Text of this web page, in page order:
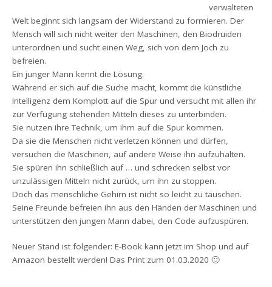
verwalteten
Welt beginnt sich langsam der Widerstand zu formieren. Der
Mensch will sich nicht weiter den Maschinen, den Biodruiden
unterordnen und sucht einen Weg, sich von dem Joch zu
befreien.
Ein junger Mann kennt die Lösung.
Während er sich auf die Suche macht, kommt die künstliche
Intelligenz dem Komplott auf die Spur und versucht mit allen ihr
zur Verfügung stehenden Mitteln dieses zu unterbinden.
Sie nutzen ihre Technik, um ihm auf die Spur kommen.
Da sie die Menschen nicht verletzen können und dürfen,
versuchen die Maschinen, auf andere Weise ihn aufzuhalten.
Sie spüren ihn schließlich auf … und schrecken selbst vor
unzulässigen Mitteln nicht zurück, um ihn zu stoppen.
Doch das menschliche Gehirn ist nicht so leicht zu täuschen.
Seine Freunde befreien ihn aus den Händen der Maschinen und
unterstützen den jungen Mann dabei, den Code aufzuspüren.
Neuer Stand ist folgender: E-Book kann jetzt im Shop und auf
Amazon bestellt werden! Das Print zum 01.03.2020 🙂